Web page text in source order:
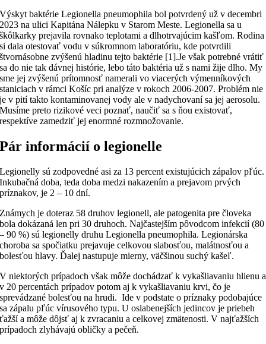
Výskyt baktérie Legionella pneumophila bol potvrdený už v decembri
2023 na ulici Kapitána Nálepku v Starom Meste. Legionella sa u
škôlkarky prejavila rovnako teplotami a dlhotrvajúcim kašľom. Rodina
si dala otestovať vodu v súkromnom laboratóriu, kde potvrdili
štvornásobne zvýšenú hladinu tejto baktérie [1].Je však potrebné vrátiť
sa do nie tak dávnej histórie, lebo táto baktéria už s nami žije dlho. My
sme jej zvýšenú prítomnosť namerali vo viacerých výmenníkových
staniciach v rámci Košíc pri analýze v rokoch 2006-2007. Problém nie
je v pití takto kontaminovanej vody ale v nadychovaní sa jej aerosolu.
Musíme preto rizikové veci poznať, naučiť sa s ňou existovať,
respektíve zamedziť jej enormné rozmnožovanie.
Pár informácií o legionelle
Legionelly sú zodpovedné asi za 13 percent existujúcich zápalov pľúc.
Inkubačná doba, teda doba medzi nakazením a prejavom prvých
príznakov, je 2 – 10 dní.
Známych je doteraz 58 druhov legionell, ale patogenita pre človeka
bola dokázaná len pri 30 druhoch. Najčastejším pôvodcom infekcií (80
– 90 %) sú legionelly druhu Legionella pneumophila. Legionárska
choroba sa spočiatku prejavuje celkovou slabosťou, malátnosťou a
bolesťou hlavy. Ďalej nastupuje mierny, väčšinou suchý kašeľ.
V niektorých prípadoch však môže dochádzať k vykašliavaniu hlienu a
v 20 percentách prípadov potom aj k vykašliavaniu krvi, čo je
sprevádzané bolesťou na hrudi. Ide v podstate o príznaky podobajúce
sa zápalu pľúc vírusového typu. U oslabenejších jedincov je priebeh
ťažší a môže dôjsť aj k zvracaniu a celkovej zmätenosti. V najťažších
prípadoch zlyhávajú obličky a pečeň.